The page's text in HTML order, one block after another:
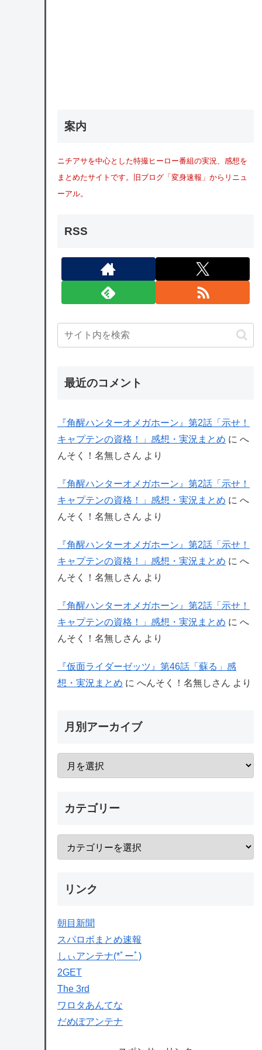
案内
ニチアサを中心とした特撮ヒーロー番組の実況、感想を
まとめたサイトです。旧ブログ「変身速報」からリニュ
ーアル。
RSS
最近のコメント
『角醒ハンターオメガホーン』第2話「示せ！
キャプテンの資格！」感想・実況まとめ に へ
んそく！名無しさん より
『角醒ハンターオメガホーン』第2話「示せ！
キャプテンの資格！」感想・実況まとめ に へ
んそく！名無しさん より
『角醒ハンターオメガホーン』第2話「示せ！
キャプテンの資格！」感想・実況まとめ に へ
んそく！名無しさん より
『角醒ハンターオメガホーン』第2話「示せ！
キャプテンの資格！」感想・実況まとめ に へ
んそく！名無しさん より
『仮面ライダーゼッツ』第46話「蘇る」感
想・実況まとめ に へんそく！名無しさん より
月別アーカイブ
カテゴリー
リンク
朝目新聞
スパロボまとめ速報
しぃアンテナ(*ﾟーﾟ)
2GET
The 3rd
ワロタあんてな
だめぽアンテナ